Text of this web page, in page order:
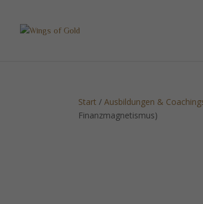
Start / Ausbildungen &
Finanzmagnetismus)